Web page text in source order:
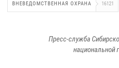
ВНЕВЕДОМСТВЕННАЯ ОХРАНА 16121
Пресс-служба
национальной